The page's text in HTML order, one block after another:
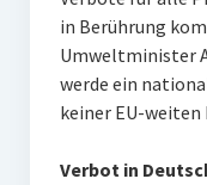
in Berührung
Umweltminister
werde ein
keiner EU-weiten
Verbot in